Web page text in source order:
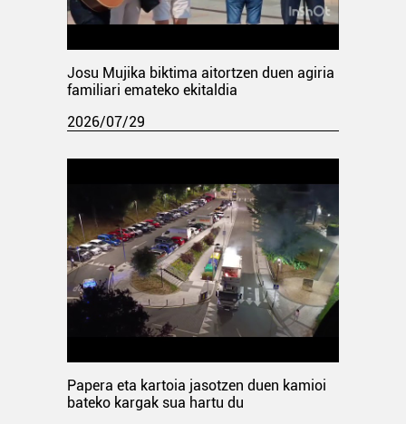
Josu Mujika biktima aitortzen duen agiria
familiari emateko ekitaldia
2026/07/29
Papera eta kartoia jasotzen duen kamioi
bateko kargak sua hartu du